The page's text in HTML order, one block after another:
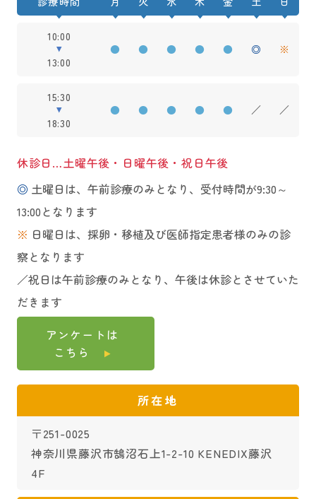
10:00
13:00
● ● ● ● ● ◎ ※
15:30
18:30
● ● ● ● ● ／ ／
休診日…土曜午後・日曜午後・祝日午後
◎ 土曜日は、午前診療のみとなり、受付時間が9:30～
13:00となります
※ 日曜日は、採卵・移植及び医師指定患者様のみの診
察となります
／祝日は午前診療のみとなり、午後は休診とさせていた
だきます
アンケートは
こちら
所在地
〒251-0025
神奈川県藤沢市鵠沼石上1-2-10 KENEDIX藤沢
4F